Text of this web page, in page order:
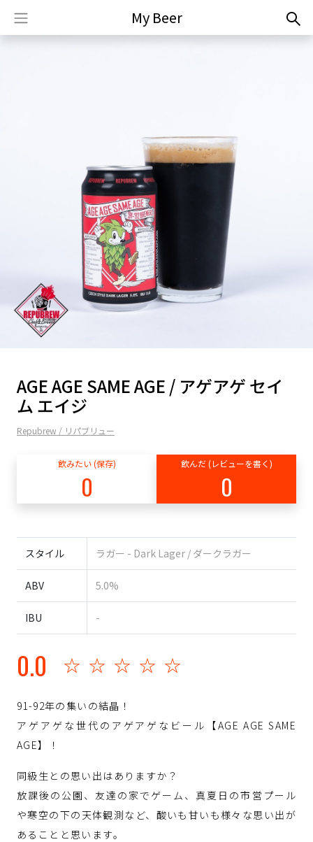
My Beer
AGE AGE SAME AGE / アゲアゲ セイ
ム エイジ
Repubrew / リパブリュー
飲みたい (保存)
0
飲んだ (レビューを書く)
0
スタイル ラガー - Dark Lager / ダークラガー
ABV 5.0%
IBU -
0.0 ☆☆☆☆☆
91-92年の集いの結晶！
アゲアゲな世代のアゲアゲなビール【AGE AGE SAME
AGE】！
同級生との思い出はありますか？
放課後の公園、友達の家でゲーム、真夏日の市営プール
や寒空の下の天体観測など、酸いも甘いも様々な思い出が
あることと思います。